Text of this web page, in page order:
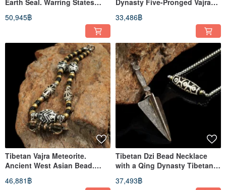
Beads. West Asian Ancient
50,945฿ 33,486฿
Tibetan Vajra Meteorite.
Ancient West Asian Bead.
Necklace (55cm Length)
46,881฿
Tibetan Dzi Bead Necklace
with a Qing Dynasty Tibetan
Length 69cm)
37,493฿